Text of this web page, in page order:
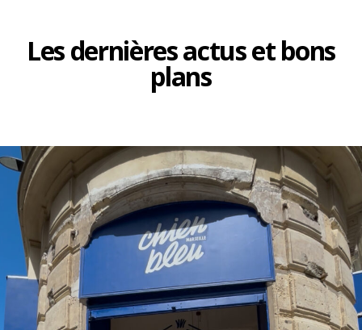
Les dernières actus et bons
plans